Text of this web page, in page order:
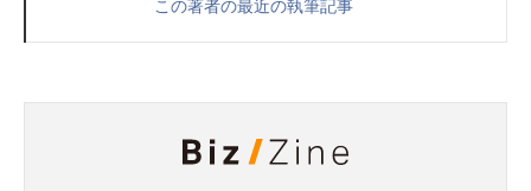
この著者の最近の執筆記事